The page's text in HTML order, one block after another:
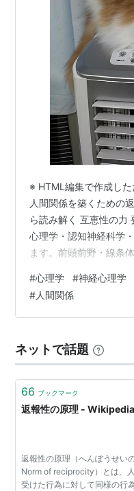
※ HTML編集で作成した
人間関係を築くための
ら読み解く 互恵性の力
心理学・認知神経科学
ます。前頭前野・線条
通牒ゲーム・信頼ゲー
し」をしたくなるのか
的負債・フリーライダ
次 序章 返報性とは何
神経心理学から見る返
#心理学 #神経心理学
#人間関係
ネットで話題
66 ブックマーク
返報性の原理 - Wikipedia
返報性の原理（へんぽうせい
Norm of reciprocity）とは、
受けた行為に対して同様の行